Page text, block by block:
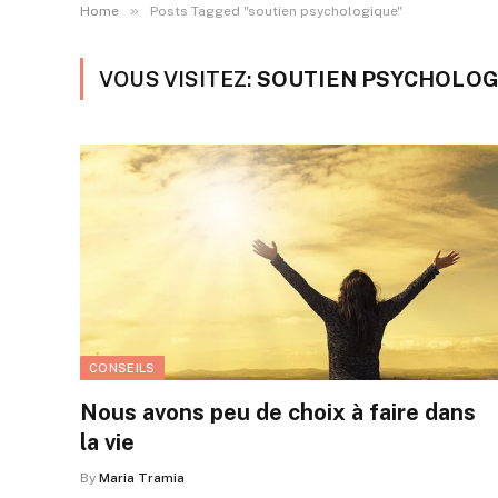
Home » Posts Tagged "soutien psychologique"
VOUS VISITEZ: SOUTIEN
CONSEILS
Nous avons peu de choix à faire dans
la vie
By Maria Tramia